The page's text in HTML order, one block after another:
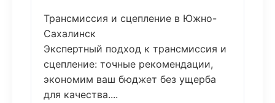
Трансмиссия и сцепление в Южно-
Сахалинск
Экспертный подход к трансмиссия и
сцепление: точные рекомендации,
экономим ваш бюджет без ущерба
для качества....